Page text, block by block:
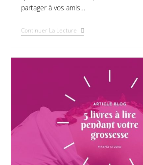
partager à vos amis…
Continuer La Lecture